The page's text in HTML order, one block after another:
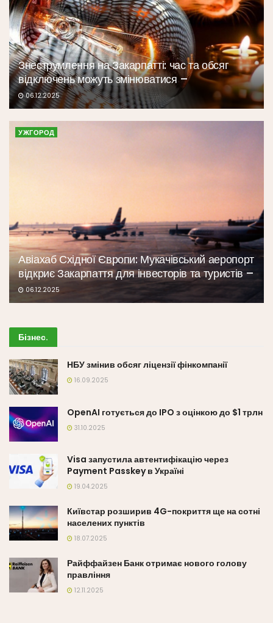
Знеструмлення на Закарпатті: час та обсяг
відключень можуть змінюватися –
06.12.2025
УЖГОРОД
Авіахаб Східної Європи: Мукачівський аеропорт
відкриє Закарпаття для інвесторів та туристів –
06.12.2025
Бізнес.
НБУ змінив обсяг ліцензії фінкомпанії
16.09.2025
OpenAI готується до IPO з оцінкою до $1 трлн
31.10.2025
Visa запустила автентифікацію через
Payment Passkey в Україні
19.04.2025
Київстар розширив 4G-покриття ще на сотні
населених пунктів
18.07.2025
Райффайзен Банк отримає нового голову
правління
12.11.2025